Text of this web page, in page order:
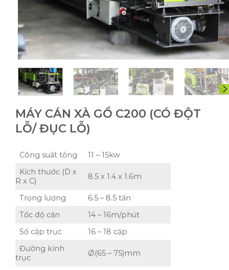
MÁY CÁN XÀ GỒ C200 (CÓ ĐỘT
LỖ/ ĐỤC LỖ)
Công suất tổng
11 – 15kw
Kích thước (D x
R x C)
8.5 x 1.4 x 1.6m
Trọng lượng
6.5 – 8.5 tấn
Tốc độ cán
14 – 16m/phút
Số cặp trục
16 – 18 cặp
Đường kính
trục
Ø(65 – 75)mm